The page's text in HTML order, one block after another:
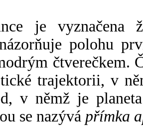
je vyznačena
polohu
čtverečkem.
trajektorii, v
v němž je
se nazývá přímka